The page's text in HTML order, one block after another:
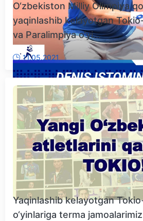
O‘zbekiston Milliy Olimpiya
yaqinlashib kelayotgan
va Paralimpiya o‘yi...
11.05.2021
Yaqinlashib kelayotgan
o‘yinlariga terma jamoalarimiz